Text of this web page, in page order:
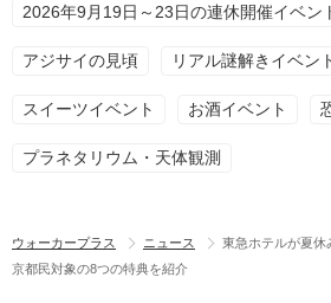
2026年9月19日～23日の連休開催イベン
アジサイの見頃 リアル謎解きイベン
スイーツイベント お酒イベント
プラネタリウム・天体観測
ウォーカープラス ニュース
東急ホテルが夏休
京都民対象の8つの特典を紹介